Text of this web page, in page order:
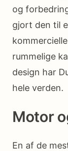
og
gjort den til
rummelige
design har
hele verden.
Motor
En af de